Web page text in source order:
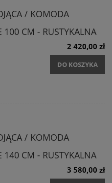
/ KOMODA
CM - RUSTYKALNA
2 420,00 zł
DO KOSZYKA
/ KOMODA
CM - RUSTYKALNA
3 580,00 zł